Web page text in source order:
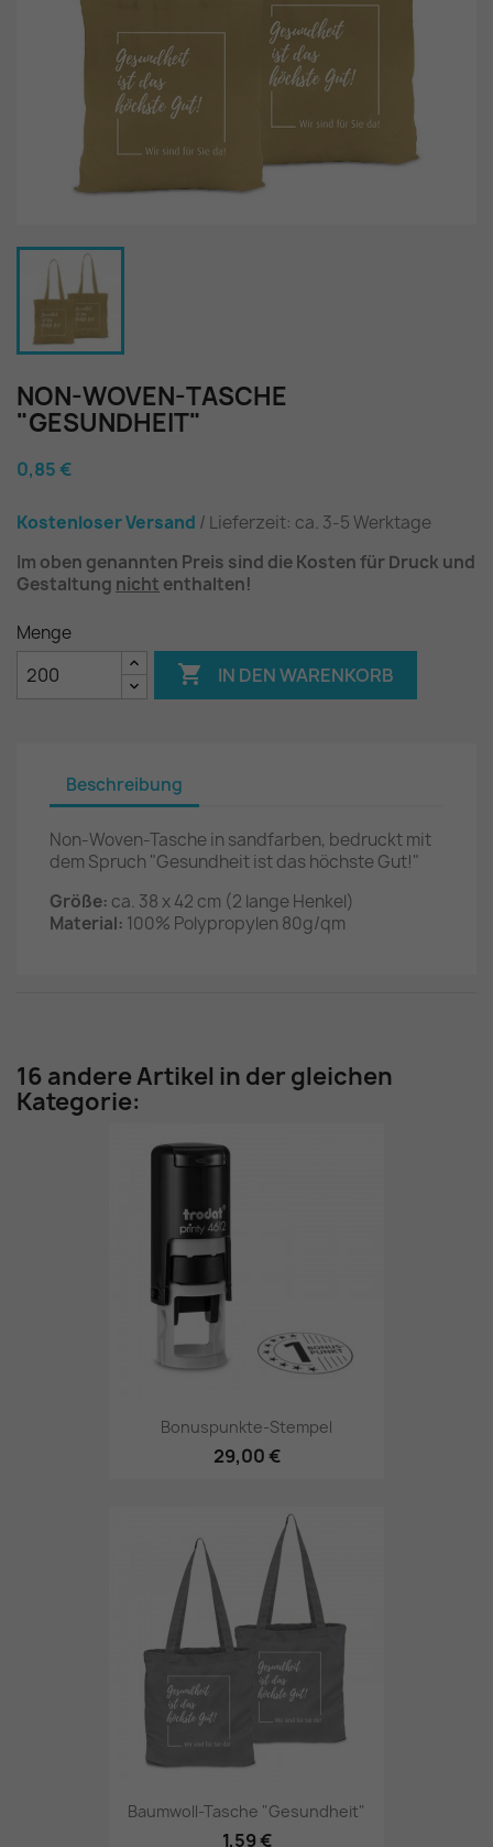
NON-WOVEN-TASCHE
"GESUNDHEIT"
0,85 €
Kostenloser Versand / Lieferzeit: ca. 3-5 Werktage
Im oben genannten Preis sind die Kosten für Druck und
Gestaltung nicht enthalten!
Menge
 IN DEN WARENKORB
Beschreibung
Non-Woven-Tasche in sandfarben, bedruckt mit
dem Spruch "Gesundheit ist das höchste Gut!"
Größe: ca. 38 x 42 cm (2 lange Henkel)
Material: 100% Polypropylen 80g/qm
16 andere Artikel in der gleichen
Kategorie:
Bonuspunkte-Stempel
29,00 €
Baumwoll-Tasche "Gesundheit"
1,59 €